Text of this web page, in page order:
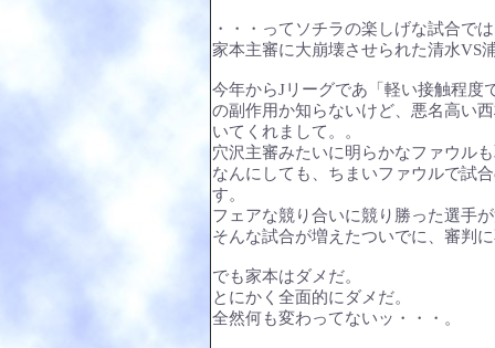
・・・ってソチラの楽しげな試合で
家本主審に大崩壊させられた清水VS
今年からJリーグであ「軽い接触程度
の副作用か知らないけど、悪名高い
いてくれまして。。
穴沢主審みたいに明らかなファウル
なんにしても、ちまいファウルで試
す。
フェアな競り合いに競り勝った選手
そんな試合が増えたついでに、審判
でも家本はダメだ。
とにかく全面的にダメだ。
全然何も変わってないッ・・・。